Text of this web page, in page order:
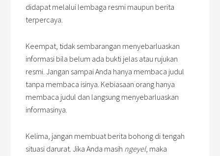
didapat melalui lembaga resmi maupun berita
terpercaya.
Keempat, tidak sembarangan menyebarluaskan
informasi bila belum ada bukti jelas atau rujukan
resmi. Jangan sampai Anda hanya membaca judul
tanpa membaca isinya. Kebiasaan orang hanya
membaca judul dan langsung menyebarluaskan
informasinya.
Kelima, jangan membuat berita bohong di tengah
situasi darurat. Jika Anda masih ngeyel, maka